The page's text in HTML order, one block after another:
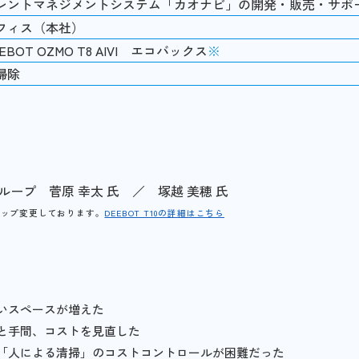
ントマネジメントシステム「カオナビ」の開発・販売・サポ
ィス（本社）
OZMO T8 AIVI エコバックス※
除
ループ 菅原 幸太 氏 ／ 塚越 美穂 氏
プ変更しております。 DEEBOT T10の詳細はこちら
スペースが増えた
手間、コストを見直した
による清掃」のコストコントロールが困難だった